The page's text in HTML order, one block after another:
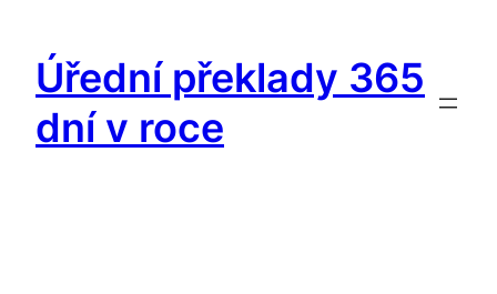
obsahÚřední překlady 365
dní v roce